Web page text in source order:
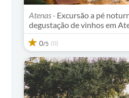
Atenas - Excursão a pé
degustação de vinhos em
0/5 (0)